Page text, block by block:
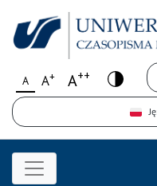
A A+ A++